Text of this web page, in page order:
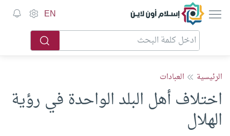
إسلام أون لاين EN
الرئيسية العبادات
اختلاف أهل البلد الواحدة في رؤية
الهلال